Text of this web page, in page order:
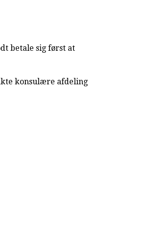
betale sig først at
konsulære afdeling